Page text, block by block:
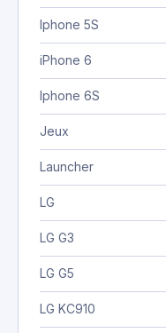
Iphone 5S
iPhone 6
Iphone 6S
Jeux
Launcher
LG
LG G3
LG G5
LG KC910